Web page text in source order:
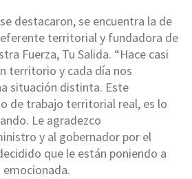
destacaron, se encuentra la de
territorial y fundadora de
Fuerza, Tu Salida. “Hace casi
territorio y cada día nos
situación distinta. Este
de trabajo territorial real, es lo
Le agradezco
y al gobernador por el
que le están poniendo a
emocionada.